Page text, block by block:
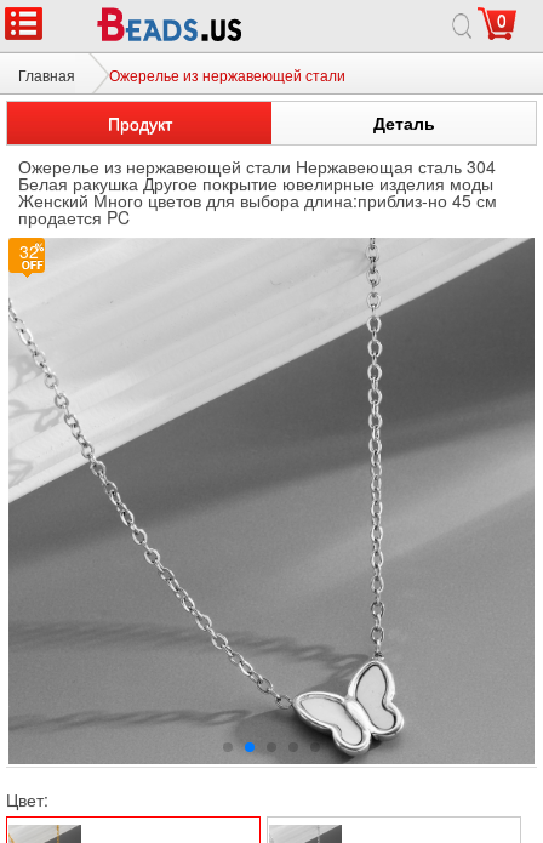
0
Главная Ожерелье из нержавеющей стали
Продукт
Деталь
Ожерелье из нержавеющей стали Нержавеющая сталь 304
Белая ракушка Другое покрытие ювелирные изделия моды
Женский Много цветов для выбора длина:приблиз-но 45 см
продается PC
32
Цвет: